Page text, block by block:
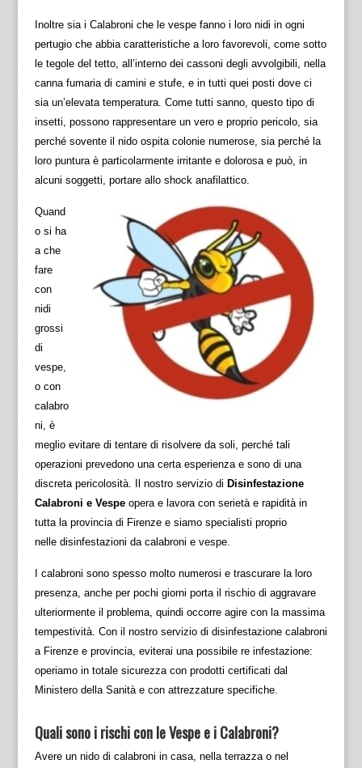
Inoltre sia i Calabroni che le vespe fanno i loro nidi in ogni
pertugio che abbia caratteristiche a loro favorevoli, come sotto
le tegole del tetto, all’interno dei cassoni degli avvolgibili, nella
canna fumaria di camini e stufe, e in tutti quei posti dove ci
sia un’elevata temperatura. Come tutti sanno, questo tipo di
insetti, possono rappresentare un vero e proprio pericolo, sia
perché sovente il nido ospita colonie numerose, sia perché la
loro puntura è particolarmente irritante e dolorosa e può, in
alcuni soggetti, portare allo shock anafilattico.
Quand
o si ha
a che
fare
con
nidi
grossi
di
vespe,
o con
calabro
ni, è
meglio evitare di tentare di risolvere da soli, perché tali
operazioni prevedono una certa esperienza e sono di una
discreta pericolosità. Il nostro servizio di Disinfestazione
Calabroni e Vespeopera e lavora con serietà e rapidità in
tutta la provincia di Firenze e siamo specialisti proprio
nelle disinfestazioni da calabroni e vespe.
I calabroni sono spesso molto numerosi e trascurare la loro
presenza, anche per pochi giorni porta il rischio di aggravare
ulteriormente il problema, quindi occorre agire con la massima
tempestività. Con il nostro servizio di disinfestazione calabroni
a Firenze e provincia, eviterai una possibile re infestazione:
operiamo in totale sicurezza con prodotti certificati dal
Ministero della Sanità e con attrezzature specifiche.
Quali sono i rischi con le Vespe e i Calabroni?
Avere un nido di calabroni in casa, nella terrazza o nel